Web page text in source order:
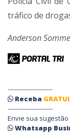
tráfico de
Anderson
----------------------
Receba
----------------------
Envie sua
Whatsapp